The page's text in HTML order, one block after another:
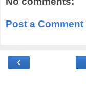
Post a Comment
‹